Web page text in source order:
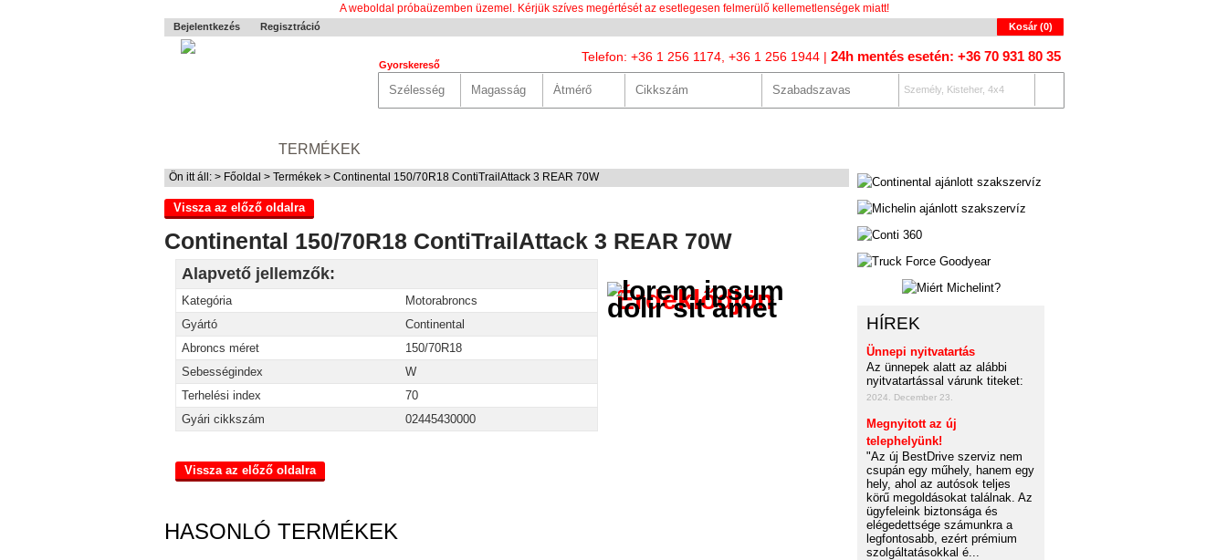
A weboldal próbaüzemben üzemel. Kérjük szíves megértését az esetlegesen felmerülő kellemetlenségek miatt!
Bejelentkezés Regisztráció Kosár (0)
Telefon: +36 1 256 1174, +36 1 256 1944 | 24h mentés esetén: +36 70 931 80 35
Gyorskereső
Személy, Kisteher, 4x4
TERMÉKEK
Ön itt áll: > Főoldal > Termékek > Continental 150/70R18 ContiTrailAttack 3 REAR 70W
Vissza az előző oldalra
Continental 150/70R18 ContiTrailAttack 3 REAR 70W
Alapvető jellemzők:
Kategória
Motorabroncs
Gyártó
Continental
Abroncs méret
150/70R18
Sebességindex
W
Terhelési index
70
Gyári cikkszám
02445430000
Vissza az előző oldalra
Érdeklődjön
HASONLÓ TERMÉKEK
HÍREK
Ünnepi nyitvatartás
Az ünnepek alatt az alábbi
nyitvatartással várunk titeket:
2024. December 23.
Megnyitott az új
telephelyünk!
"Az új BestDrive szerviz nem
csupán egy műhely, hanem egy
hely, ahol az autósok teljes
körű megoldásokat találnak. Az
ügyfeleink biztonsága és
elégedettsége számunkra a
legfontosabb, ezért prémium
szolgáltatásokkal é...